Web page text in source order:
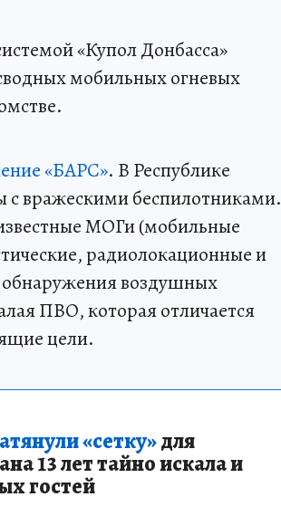
«Купол Донбасса»
мобильных огневых
«БАРС». В Республике
с вражескими беспилотниками.
МОГи (мобильные
радиолокационные и
обнаружения воздушных
ПВО, которая отличается
цели.
«сетку»для
13 лет тайно искала и
гостей